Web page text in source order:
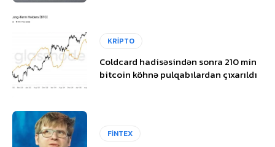
KRİPTO
Coldcard hadisəsindən sonra 210 min
bitcoin köhnə pulqabılardan çıxarıldı
FİNTEX